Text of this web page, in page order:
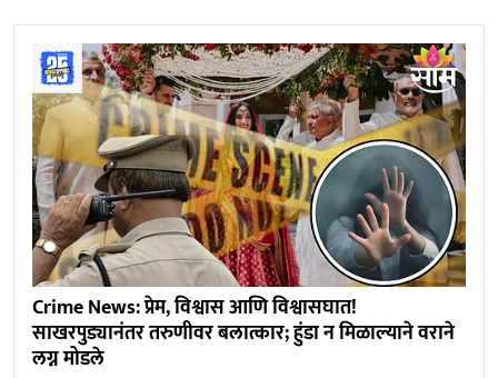
Crime News: प्रेम, विश्वास आणि विश्वासघात!
साखरपुड्यानंतर तरुणीवर बलात्कार; हुंडा न मिळाल्याने वराने
लग्न मोडले